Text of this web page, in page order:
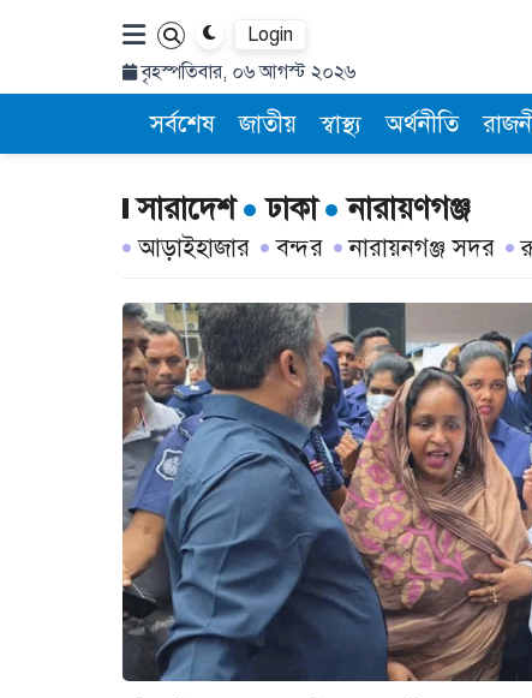
Login
বৃহস্পতিবার, ০৬ আগস্ট ২০২৬
সর্বশেষ জাতীয় স্বাস্থ্য অর্থনীতি
সারাদেশ ঢাকা নারায়ণগঞ্জ
আড়াইহাজার বন্দর নারায়নগঞ্জ সদর